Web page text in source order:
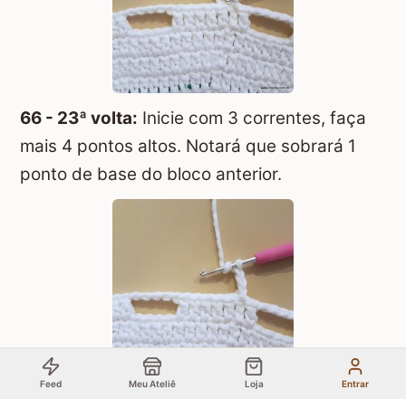
66 - 23ª volta: Inicie com 3 correntes, faça
mais 4 pontos altos. Notará que sobrará 1
ponto de base do bloco anterior.
Feed Meu Ateliê Loja Entrar